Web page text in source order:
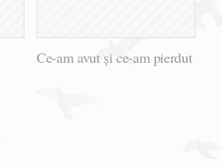
Ce-am avut și ce-am pierdut